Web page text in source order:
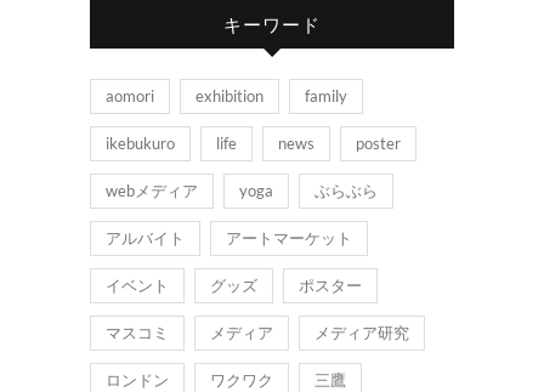
キーワード
aomori exhibition family
ikebukuro life news poster
webメディア yoga ぶらぶら
アルバイト アートマーケット
イベント グッズ ポスター
マスコミ メディア メディア研究
ロンドン ワクワク 三鷹